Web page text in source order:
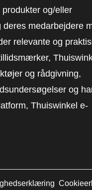
og/eller
medarbejdere
relevante og
og rådgivning,
og
Thuiswinkel e-